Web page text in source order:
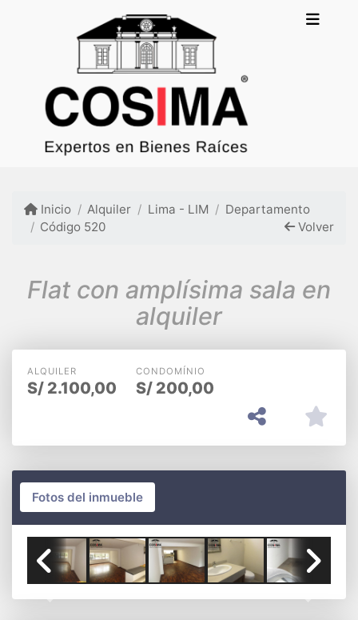
Inicio Alquiler Lima - LIM
Departamento
Código 520
Volver
Flat con amplísima sala en
alquiler
ALQUILER
S/ 2.100,00
CONDOMÍNIO
S/ 200,00
Fotos del inmueble